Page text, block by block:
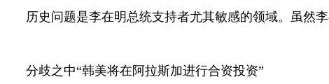
历史问题是李在明总统支持者尤其敏感的领域。虽然
分歧之中“韩美将在阿拉斯加进行合资投资”